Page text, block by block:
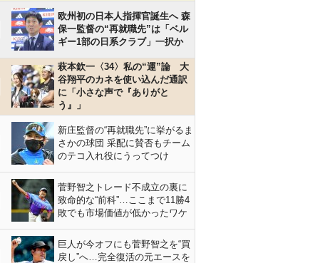
欧州初の日本人指揮官誕生へ 森
保一監督の“再就職先”は「ベル
ギー1部の日系クラブ」一択か
萩本欽一〈34〉私の“運”論 大
谷翔平のカネを使い込んだ通訳
に「小さな声で『ありがと
う』」
新庄監督の“再就職先”に挙がるま
さかの球団 采配に賛否もチーム
のテコ入れ役にうってつけ
菅野智之トレード不成立の裏に
致命的な“前科”…ここまで11勝4
敗でも市場価値が低かったワケ
巨人が今オフにも菅野智之を“買
戻し”へ…完全復活の元エースを